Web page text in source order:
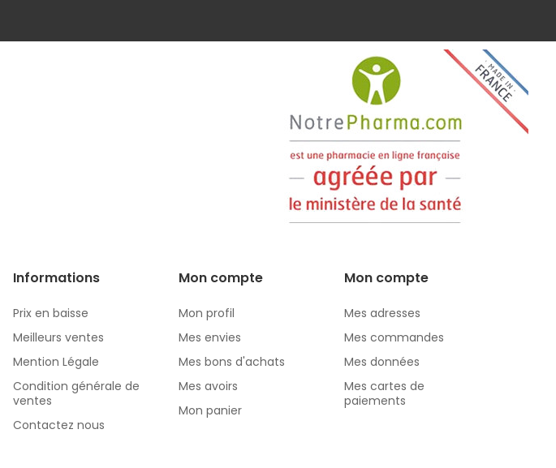
Informations
Prix en baisse
Meilleurs ventes
Mention Légale
Condition générale de
ventes
Contactez nous
Mon compte
Mon profil
Mes envies
Mes bons d'achats
Mes avoirs
Mon panier
Mon compte
Mes adresses
Mes commandes
Mes données
Mes cartes de
paiements